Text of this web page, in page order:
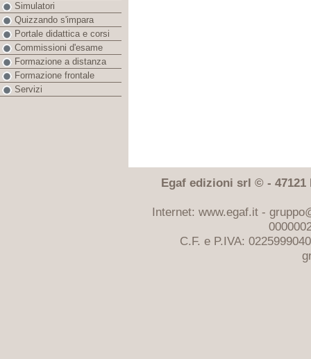
Egaf edizioni srl © - 47121
Internet: www.egaf.it -
C.F. e P.IVA:
Simulatori
Quizzando s'impara
Portale didattica e corsi
Commissioni d'esame
Formazione a distanza
Formazione frontale
Servizi